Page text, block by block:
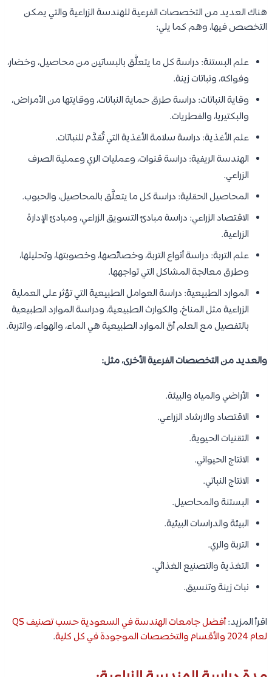
هناك العديد من التخصصات الفرعية للهندسة الزراعية والتي يمكن
التخصص فيها، وهم كما يلي:
علم البستنة: دراسة كل ما يتعلَّق بالبساتين من محاصيل، وخضار،
وفواكه، ونباتات زينة.
وقاية النباتات: دراسة طرق حماية النباتات، ووقايتها من الأمراض،
والبكتيريا، والفطريات.
علم الأغذية: دراسة سلامة الأغذية التي تُقدَّم للنباتات.
الهندسة الريفية: دراسة قنوات، وعمليات الري وعملية الصرف
الزراعي.
المحاصيل الحقلية: دراسة كل ما يتعلَّق بالمحاصيل، والحبوب.
الاقتصاد الزراعي: دراسة مبادئ التسويق الزراعي، ومبادئ الإدارة
الزراعية.
علم التربة: دراسة أنواع التربة، وخصائصها، وخصوبتها، وتحليلها،
وطرق معالجة المشاكل التي تواجهها.
الموارد الطبيعية: دراسة العوامل الطبيعية التي تؤثر على العملية
الزراعية مثل المناخ، والكوارث الطبيعية، ودراسة الموارد الطبيعية
بالتفصيل مع العلم أنَّ الموارد الطبيعية هي الماء، والهواء، والتربة.
والعديد من التخصصات الفرعية الأخرى، مثل:
الأراضي والمياه والبيئة.
الاقتصاد والارشاد الزراعي.
التقنيات الحيوية.
الانتاج الحيواني.
الانتاج النباتي.
البستنة والمحاصيل.
البيئة والدراسات البيئية.
التربة والري.
التغذية والتصنيع الغذائي.
نبات زينة وتنسيق.
اقرأ المزيد:
أفضل جامعات الهندسة في السعودية حسب تصنيف QS
لعام 2024 والأقسام والتخصصات الموجودة في كل كلية
.